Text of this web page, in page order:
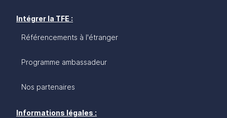
Intégrer la TFE :
Référencements à l'étranger
Programme ambassadeur
Nos partenaires
Informations légales :